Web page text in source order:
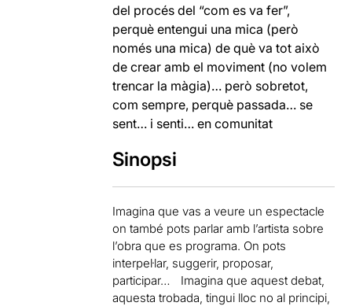
del procés del “com es va fer”,
perquè entengui una mica (però
només una mica) de què va tot això
de crear amb el moviment (no volem
trencar la màgia)… però sobretot,
com sempre, perquè passada… se
sent… i senti… en comunitat
Sinopsi
Imagina que vas a veure un espectacle
on també pots parlar amb l’artista sobre
l’obra que es programa. On pots
interpel·lar, suggerir, proposar,
participar… Imagina que aquest debat,
aquesta trobada, tingui lloc no al principi,